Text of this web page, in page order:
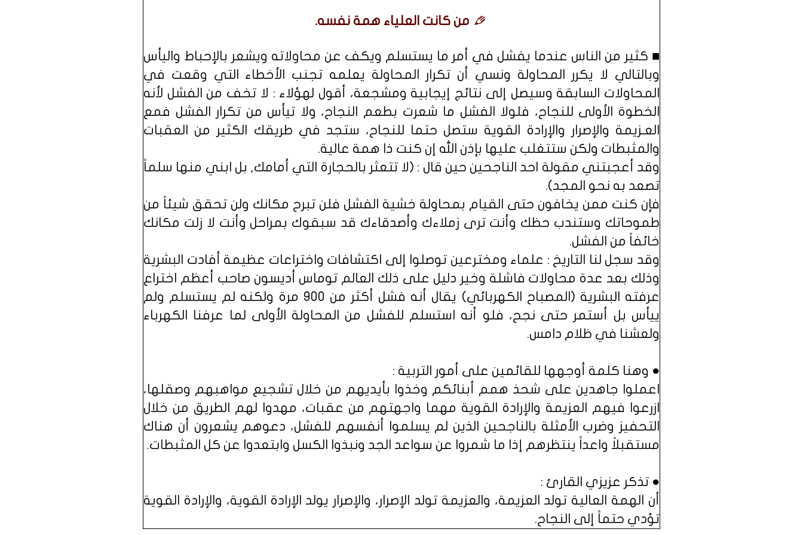
من كانت العلياء همة نفسه.
■ كثير من الناس عندما يفشل في أمر ما يستسلم ويكف عن محاولاته ويشعر بالإحباط واليأس
وبالتالي لا يكرر المحاولة ونسي أن تكرار المحاولة يعلمه تجنب الأخطاء التي وقعت في
المحاولات السابقة وسيصل إلى نتائج إيجابية ومشجعة، أقول لهؤلاء : لا تخف من الفشل لأنه
الخطوة الأولى للنجاح، فلولا الفشل ما شعرت بطعم النجاح، ولا تيأس من تكرار الفشل فمع
العـزيمة والإصرار والإرادة القوية ستصل حتما للنجاح، ستجد في طريقك الكثير من العقبات
والمثبطات ولكن ستتغلب عليها بإذن الله إن كنت ذا همة عالية.
وقد أعجبتني مقولة احد الناجحين حين قال : (لا تتعثر بالحجارة التي أمامك, بل ابني منها سلماً
تصعد به نحو المجد).
فإن كنت ممن يخافون حتى القيام بمحاولة خشية الفشل فلن تبرح مكانك ولن تحقق شيئاً من
طموحاتك وستندب حظك وأنت ترى زملاءك وأصدقاءك قد سبقوك بمراحل وأنت لا زلت مكانك
خائفاً من الفشل.
وقد سجل لنا التاريخ : علماء ومخترعين توصلوا إلى اكتشافات واختراعات عظيمة أفادت البشرية
وذلك بعد عدة محاولات فاشلة وخير دليل على ذلك العالم توماس أديسون صاحب أعظم اختراع
عرفته البشرية (المصباح الكهربائي) يقال أنه فشل أكثر من 900 مرة ولكنه لم يستسلم ولم
ييأس بل أستمر حتى نجح، فلو أنه استسلم للفشل من المحاولة الأولى لما عرفنا الكهرباء
ولعشنا في ظلام دامس.
● وهنا كلمة أوجهها للقائمين على أمور التربية :
اعملوا جاهدين على شحذ همم أبنائكم وخذوا بأيديهم من خلال تشجيع مواهبهم وصقلها،
ازرعوا فيهم العزيمة والإرادة القوية مهما واجهتهم من عقبات، مهدوا لهم الطريق من خلال
التحفيز وضرب الأمثلة بالناجحين الذين لم يسلموا أنفسهم للفشل، دعوهم يشعرون أن هناك
مستقبلاً واعداً ينتظرهم إذا ما شمروا عن سواعد الجد ونبذوا الكسل وابتعدوا عن كل المثبطات.
● تذكر عزيزي القارئ :
أن الهمة العالية تولد العزيمة، والعزيمة تولد الإصرار، والإصرار يولد الإرادة القوية، والإرادة القوية
تؤدي حتماً إلى النجاح.